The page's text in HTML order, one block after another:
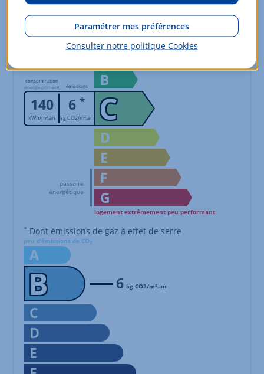
Bilan énergétique
logement extrêmement performant
B
C
consommation
(énergie primaire)
140
kWh/m².an
émissions
6 *
kg CO2/m².an
D
E
F
G
logement extrêmement peu performant
Échelle de performance énergétique s'étalant du niveau A,
* Dont émissions de gaz à effet de serre
peu d'émissions de CO 2
A
B 6 kg CO2/m².an
C
D
E
Paramétrer mes préférences
Consulter notre politique Cookies